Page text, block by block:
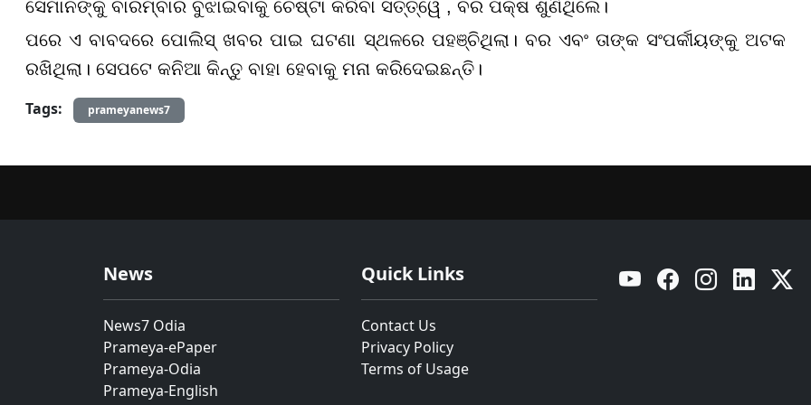
ସେମାନଙ୍କୁ ବାରମ୍ବାର ବୁଝାଇବାକୁ ଚେଷ୍ଟା କରିବା ସତ୍ତ୍ୱେ , ବର ପକ୍ଷ ଶୁଣିଥିଲେ।
ପରେ ଏ ବାବଦରେ ପୋଲିସ୍ ଖବର ପାଇ ଘଟଣା ସ୍ଥଳରେ ପହଞ୍ଚିଥିଲା। ବର ଏବଂ ତାଙ୍କ ସଂପର୍କୀୟଙ୍କୁ ଅଟକ
ରଖିଥିଲା। ସେପଟେ କନିଆ କିନ୍ତୁ ବାହା ହେବାକୁ ମନା କରିଦେଇଛନ୍ତି।
Tags:
prameyanews7
News
News7 Odia
Prameya-ePaper
Prameya-Odia
Prameya-English
Quick Links
Contact Us
Privacy Policy
Terms of Usage
YouTube Facebook Instagram